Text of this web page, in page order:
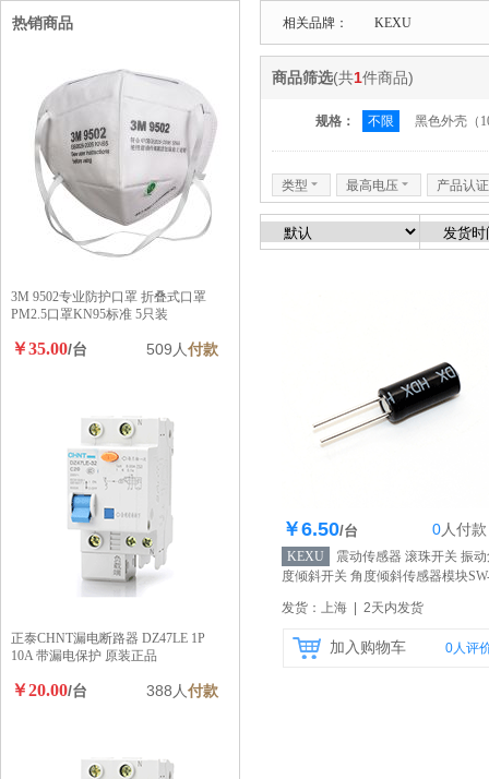
相关品牌： KEXU
商品筛选(共1件商品)
规格： 不限 黑色外壳（
类型 6 最高电压 6 产品认证
￥6.50/台 0人付款
KEXU
震动传感器 滚珠开关 振
度倾斜开关 角度倾斜传感器模块
发货：上海 | 2天内发货
加入购物车 0人评
热销商品
3M 9502专业防护口罩 折叠式口罩
PM2.5口罩KN95标准 5只装
￥35.00/台 509人付款
正泰CHNT漏电断路器 DZ47LE 1P
10A 带漏电保护 原装正品
￥20.00/台 388人付款